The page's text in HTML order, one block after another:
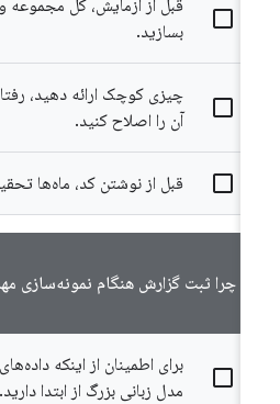
قبل از آزمایش، کل مجموعه
بسازید.
چیزی کوچک ارائه دهید، رفتار
آن را اصلاح کنید.
قبل از نوشتن کد، ماه‌ها تحقیق
چرا ثبت گزارش هنگام نمونه‌سازی مهم
برای اطمینان از اینکه داده‌های
مدل زبانی بزرگ از ابتدا دارید.